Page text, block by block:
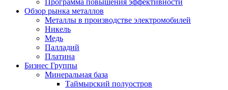
Программа повышения эффективности
Обзор рынка металлов
Металлы в производстве электромобилей
Никель
Медь
Палладий
Платина
Бизнес Группы
Минеральная база
Таймырский полуостров